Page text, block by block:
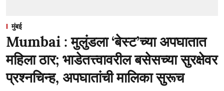
मुंबई
Mumbai : मुलुंडला ‘बेस्ट’च्या अपघातात
महिला ठार; भाडेतत्त्वावरील बसेसच्या सुरक्षेवर
प्रश्नचिन्ह, अपघातांची मालिका सुरूच